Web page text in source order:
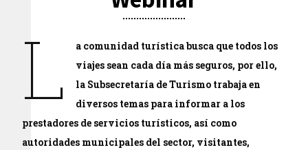
L
a comunidad turística busca que todos los
viajes sean cada día más seguros, por ello,
la Subsecretaría de Turismo trabaja en
diversos temas para informar a los
prestadores de servicios turísticos, así como
autoridades municipales del sector, visitantes,